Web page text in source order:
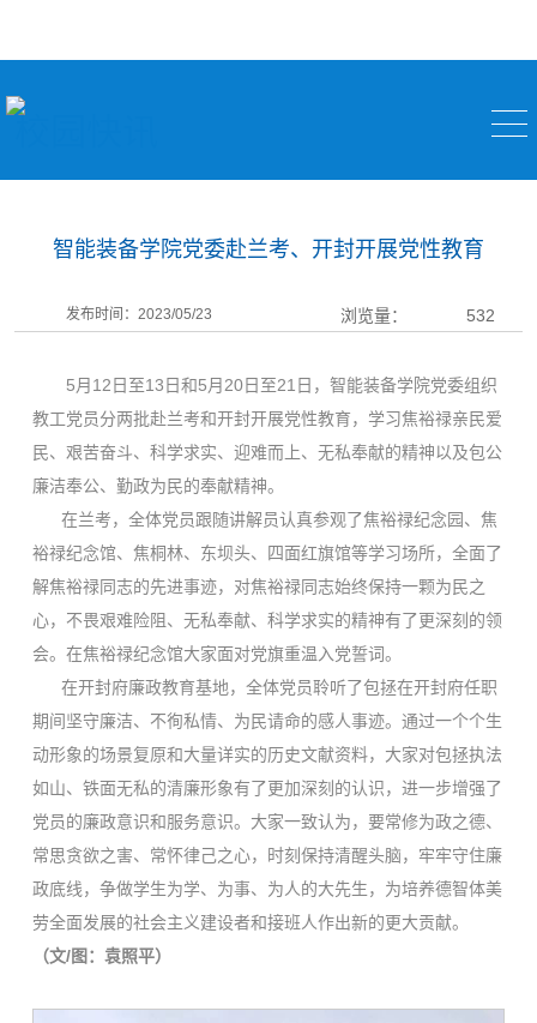
智能装备学院党委赴兰考、开封开展党性教育
发布时间：2023/05/23 浏览量： 532
5月12日至13日和5月20日至21日，智能装备学院党委组织
教工党员分两批赴兰考和开封开展党性教育，学习焦裕禄亲民爱
民、艰苦奋斗、科学求实、迎难而上、无私奉献的精神以及包公
廉洁奉公、勤政为民的奉献精神。
在兰考，全体党员跟随讲解员认真参观了焦裕禄纪念园、焦
裕禄纪念馆、焦桐林、东坝头、四面红旗馆等学习场所，全面了
解焦裕禄同志的先进事迹，对焦裕禄同志始终保持一颗为民之
心，不畏艰难险阻、无私奉献、科学求实的精神有了更深刻的领
会。在焦裕禄纪念馆大家面对党旗重温入党誓词。
在开封府廉政教育基地，全体党员聆听了包拯在开封府任职
期间坚守廉洁、不徇私情、为民请命的感人事迹。通过一个个生
动形象的场景复原和大量详实的历史文献资料，大家对包拯执法
如山、铁面无私的清廉形象有了更加深刻的认识，进一步增强了
党员的廉政意识和服务意识。大家一致认为，要常修为政之德、
常思贪欲之害、常怀律己之心，时刻保持清醒头脑，牢牢守住廉
政底线，争做学生为学、为事、为人的大先生，为培养德智体美
劳全面发展的社会主义建设者和接班人作出新的更大贡献。
（文/图：袁照平）